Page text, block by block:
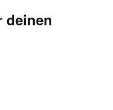
deinen